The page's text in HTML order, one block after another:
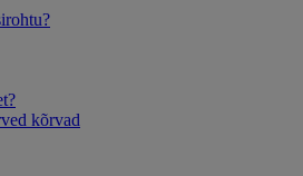
kõrvad